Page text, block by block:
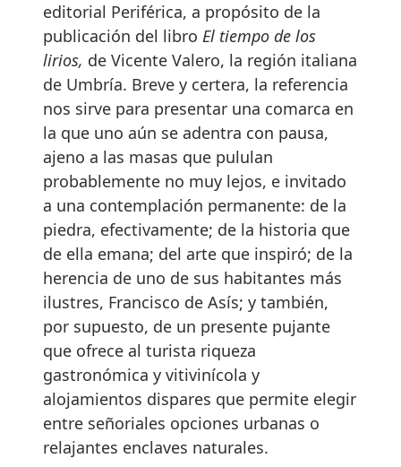
editorial Periférica, a propósito de la
publicación del libro El tiempo de los
lirios, de Vicente Valero, la región italiana
de Umbría. Breve y certera, la referencia
nos sirve para presentar una comarca en
la que uno aún se adentra con pausa,
ajeno a las masas que pululan
probablemente no muy lejos, e invitado
a una contemplación permanente: de la
piedra, efectivamente; de la historia que
de ella emana; del arte que inspiró; de la
herencia de uno de sus habitantes más
ilustres, Francisco de Asís; y también,
por supuesto, de un presente pujante
que ofrece al turista riqueza
gastronómica y vitivinícola y
alojamientos dispares que permite elegir
entre señoriales opciones urbanas o
relajantes enclaves naturales.